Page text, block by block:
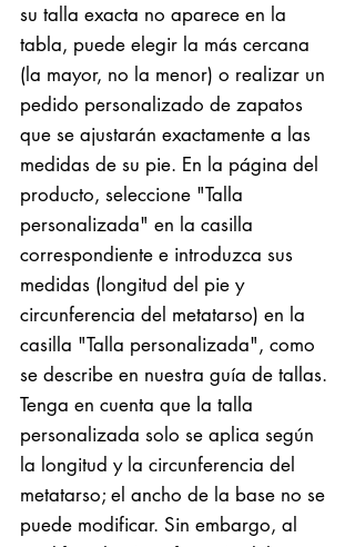
su talla exacta no aparece en la
tabla, puede elegir la más cercana
(la mayor, no la menor) o realizar un
pedido personalizado de zapatos
que se ajustarán exactamente a las
medidas de su pie. En la página del
producto, seleccione "Talla
personalizada" en la casilla
correspondiente e introduzca sus
medidas (longitud del pie y
circunferencia del metatarso) en la
casilla "Talla personalizada", como
se describe en nuestra guía de tallas.
Tenga en cuenta que la talla
personalizada solo se aplica según
la longitud y la circunferencia del
metatarso; el ancho de la base no se
puede modificar. Sin embargo, al